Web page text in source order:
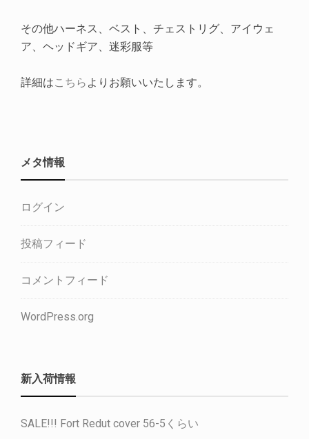
その他ハーネス、ベスト、チェストリグ、アイウェ
ア、ヘッドギア、迷彩服等
詳細はこちら よりお願いいたします。
メタ情報
ログイン
投稿フィード
コメントフィード
WordPress.org
新入荷情報
SALE!!! Fort Redut cover 56-5くらい